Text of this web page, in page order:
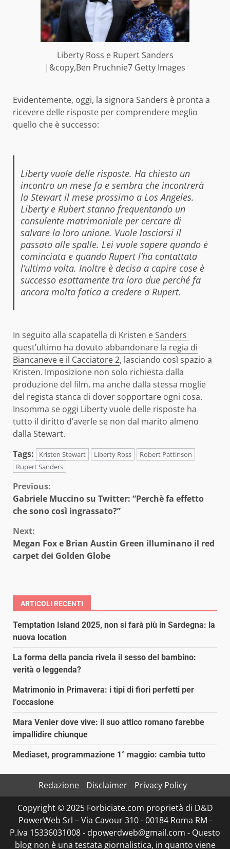
Liberty Ross e Rupert Sanders
|&copy,Ben Pruchnie7 Getty Images
Evidentemente, oggi, la signora Sanders è pronta a
ricevere delle risposte per comprendere meglio
quello che è successo:
Liberty vuole delle risposte. Ha chiesto un
incontro un mese fa e sembra che incontrerà
la Stewart il mese prossimo a Los Angeles.
Liberty e Rubert stanno frequentando un
consulente matrimoniale per cercare di
salvare la loro unione. Vuole lasciarsi il
passato alle spalle. Lei vuole sapere quando è
cominciata e quando Rupert l’ha contattata
l’ultima volta. Inoltre è decisa a capire cose è
successo esattamente tra loro due perché fa
ancora molta fatica a credere a Rupert.
In seguito alla scapatella di Kristen eSanders
quest’ultimo ha dovuto abbandonare la regia di
Biancaneve e il Cacciatore 2, lasciando così spazio a
Kristen. Imposizione non solo richiesta dalla
produzione del film, ma anche dalla stessa moglie
del regista stanca di dover sopportare ogni cosa.
Insomma se oggi Liberty vuole delle risposte ha
tutto il diritto d’averle se non dal marito almeno
dalla Stewart.
Tags:
Kristen Stewart Liberty Ross
Robert Pattinson
Rupert Sanders
Continue
Reading
Previous:
Gabriele Muccino su Twitter: “Perchè fa effetto
che sono così ingrassato?”
Next:
Megan Fox e Brian Austin Green illuminano il red
carpet dei Golden Globe
ARTICOLI RECENTI
Temptation Island 2025, non si farà più in Sardegna: la
nuova location
La forma della pancia rivela il sesso del bambino:
verità o leggenda?
Matrimonio in Primavera: i tipi di fiori perfetti per
l’occasione
Mara Venier dove vive: il suo attico romano farebbe
impallidire chiunque
Mediaset, programmazione 1° maggio: cambia tutto
Redazione Disclaimer
Privacy Policy
Copyright © 2025 Forbiciate.com proprietà di D&D
PowerWeb Srl – Via Cavour 310 - 00184 Roma RM -
P.Iva 15336031008 - dpowerdweb@gmail.com - Questo
blog non è una testata giornalistica, in quanto viene